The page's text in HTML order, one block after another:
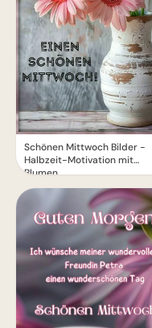
Schönen Mittwoch Bilder -
Halbzeit-Motivation mit
Blumen